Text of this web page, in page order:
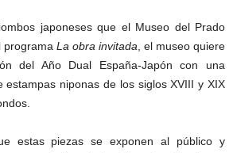
japoneses que el Museo del Prado
programa La obra invitada , el museo quiere
del Año Dual España-Japón con una
estampas niponas de los siglos XVIII y XIX
estas piezas se exponen al público y